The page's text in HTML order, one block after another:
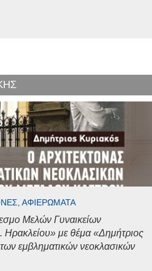
ΑΦΙΕΡΏΜΑΤΑ
Μελών Γυναικείων
με θέμα «Δημήτριος
εμβληματικών νεοκλασικών